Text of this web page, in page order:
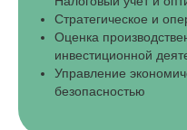
Стратегическое и
Оценка
инвестиционной
Управление
безопасностью